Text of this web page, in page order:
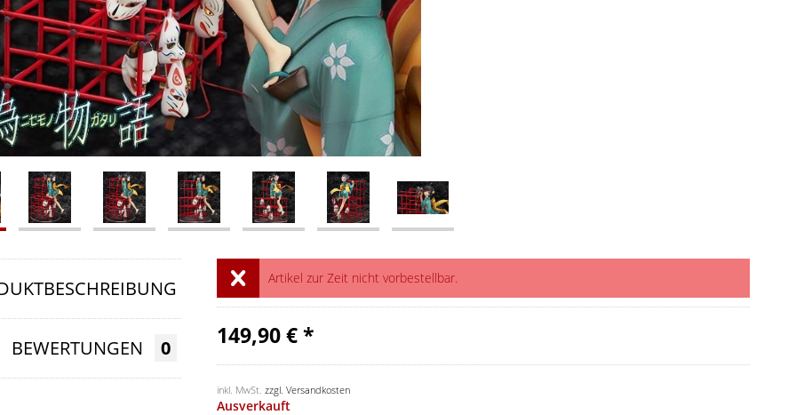
Artikel zur Zeit nicht vorbestellbar.
149,90 € *
inkl. MwSt. zzgl. Versandkosten
Ausverkauft
BEWERTUNGEN 0